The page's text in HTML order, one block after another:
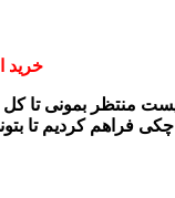
خرید
منتظر بمونی تا
چکی فراهم کردیم تا